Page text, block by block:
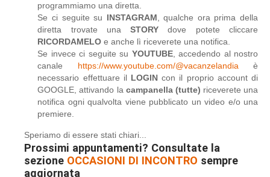
programmiamo una diretta.
Se ci seguite su INSTAGRAM, qualche ora prima della
diretta trovate unaSTORY dove potete cliccare
RICORDAMELO e anche lì riceverete una notifica.
Se invece ci seguite su YOUTUBE, accedendo al nostro
canale https://www.youtube.com/@vacanzelandiaè
necessario effettuare il LOGIN con il proprio account di
GOOGLE, attivando la campanella (tutte) riceverete una
notifica ogni qualvolta viene pubblicato un video e/o una
premiere.
Speriamo di essere stati chiari...
Prossimi appuntamenti? Consultate la
sezione OCCASIONI DI INCONTRO sempre
aggiornata